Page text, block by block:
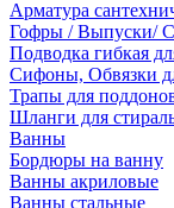
Арматура
Гофры / Выпуски/
Подводка гибкая
Сифоны, Обвязки
Трапы для
Шланги для
Ванны
Бордюры на ванну
Ванны акриловые
Ванны стальные